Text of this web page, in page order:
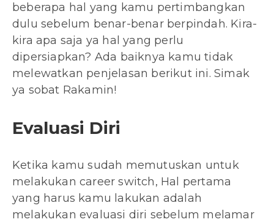
beberapa hal yang kamu pertimbangkan
dulu sebelum benar-benar berpindah. Kira-
kira apa saja ya hal yang perlu
dipersiapkan? Ada baiknya kamu tidak
melewatkan penjelasan berikut ini. Simak
ya sobat Rakamin!
Evaluasi Diri
Ketika kamu sudah memutuskan untuk
melakukan career switch, Hal pertama
yang harus kamu lakukan adalah
melakukan evaluasi diri sebelum melamar